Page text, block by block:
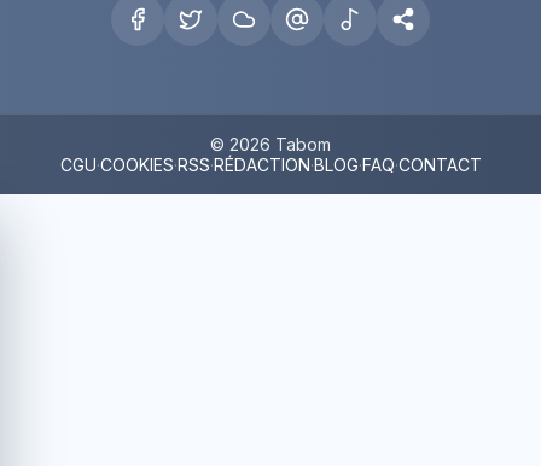
© 2026 Tabom
CGU·COOKIES·RSS·RÉDACTION·BLOG·FAQ·CONTACT